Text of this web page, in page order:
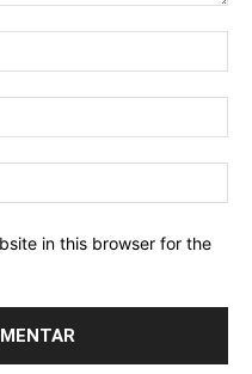
in this browser for the